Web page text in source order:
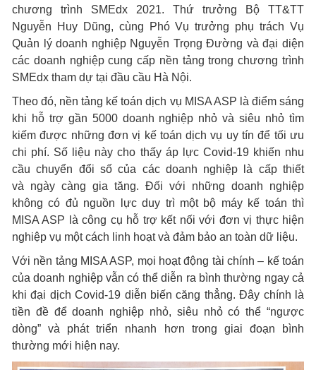
chương trình SMEdx 2021. Thứ trưởng Bộ TT&TT
Nguyễn Huy Dũng, cùng Phó Vụ trưởng phụ trách Vụ
Quản lý doanh nghiệp Nguyễn Trọng Đường và đại diện
các doanh nghiệp cung cấp nền tảng trong chương trình
SMEdx tham dự tại đầu cầu Hà Nội.
Theo đó, nền tảng kế toán dịch vụ MISA ASP là điểm sáng
khi hỗ trợ gần 5000 doanh nghiệp nhỏ và siêu nhỏ tìm
kiếm được những đơn vị kế toán dịch vụ uy tín để tối ưu
chi phí. Số liệu này cho thấy áp lực Covid-19 khiến nhu
cầu chuyển đổi số của các doanh nghiệp là cấp thiết
và ngày càng gia tăng. Đối với những doanh nghiệp
không có đủ nguồn lực duy trì một bộ máy kế toán thì
MISA ASP là công cụ hỗ trợ kết nối với đơn vị thực hiện
nghiệp vụ một cách linh hoạt và đảm bảo an toàn dữ liệu.
Với nền tảng MISA ASP, mọi hoạt động tài chính – kế toán
của doanh nghiệp vẫn có thể diễn ra bình thường ngay cả
khi đại dịch Covid-19 diễn biến căng thẳng. Đây chính là
tiền đề để doanh nghiệp nhỏ, siêu nhỏ có thể “ngược
dòng” và phát triển nhanh hơn trong giai đoạn bình
thường mới hiện nay.